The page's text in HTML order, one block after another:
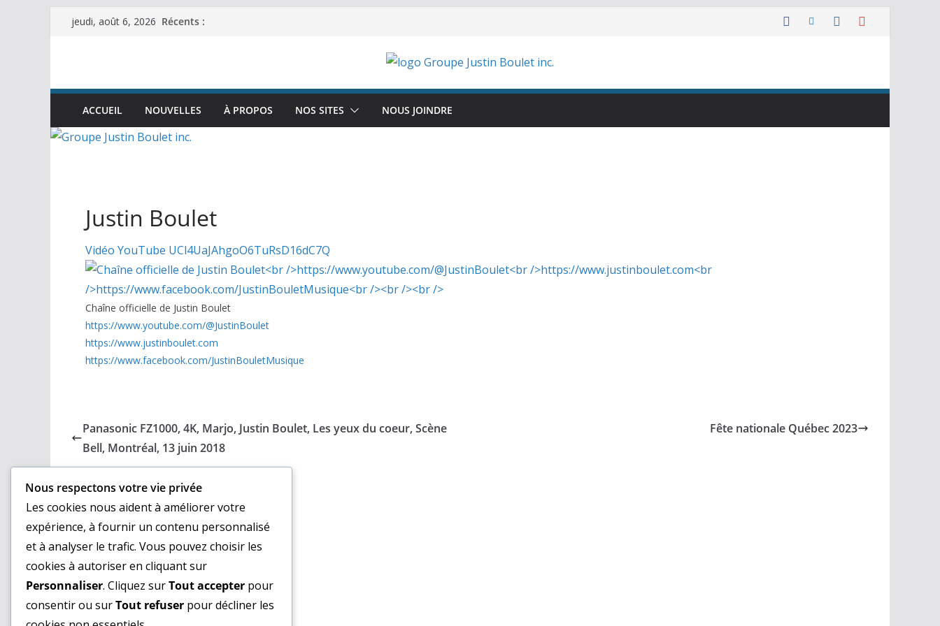
Passerjeudi, août 6, 2026 Récents :
ACCUEIL NOUVELLES À PROPOS NOS SITES NOUS JOINDRE
Justin Boulet
Vidéo YouTube UCl4UaJAhgoO6TuRsD16dC7Q
Chaîne officielle de Justin Boulet
https://www.youtube.com/@JustinBoulet
https://www.justinboulet.com
https://www.facebook.com/JustinBouletMusique
Panasonic FZ1000, 4K, Marjo, Justin Boulet, Les yeux du coeur, Scène
Bell, Montréal, 13 juin 2018
Fête nationale Québec 2023
Nous respectons votre vie privée
Les cookies nous aident à améliorer votre
expérience, à fournir un contenu personnalisé
et à analyser le trafic. Vous pouvez choisir les
cookies à autoriser en cliquant sur
Personnaliser. Cliquez surTout accepter pour
consentir ou surTout refuser pour décliner les